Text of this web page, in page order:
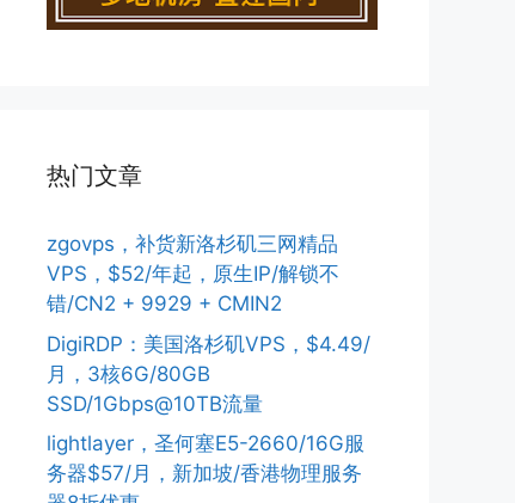
热门文章
zgovps，补货新洛杉矶三网精品
VPS，$52/年起，原生IP/解锁不
错/CN2 + 9929 + CMIN2
DigiRDP：美国洛杉矶VPS，$4.49/
月，3核6G/80GB
SSD/1Gbps@10TB流量
lightlayer，圣何塞E5-2660/16G服
务器$57/月，新加坡/香港物理服务